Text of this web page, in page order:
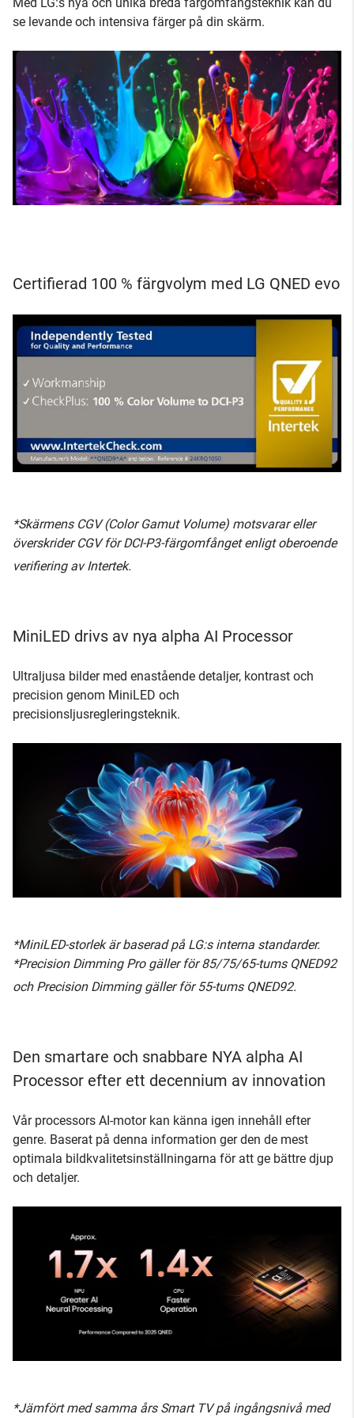
se levande och intensiva färger på din skärm.
Certifierad 100 % färgvolym med LG QNED evo
*Skärmens CGV (Color Gamut Volume) motsvarar eller
överskrider CGV för DCI-P3-färgomfånget enligt oberoende
verifiering av Intertek.
MiniLED drivs av nya alpha AI Processor
Ultraljusa bilder med enastående detaljer, kontrast och
precision genom MiniLED och
precisionsljusregleringsteknik.
*MiniLED-storlek är baserad på LG:s interna standarder.
*Precision Dimming Pro gäller för 85/75/65-tums QNED92
och Precision Dimming gäller för 55-tums QNED92.
Den smartare och snabbare NYA alpha AI
Processor efter ett decennium av innovation
Vår processors AI-motor kan känna igen innehåll efter
genre. Baserat på denna information ger den de mest
optimala bildkvalitetsinställningarna för att ge bättre djup
och detaljer.
*Jämfört med samma års Smart TV på ingångsnivå med